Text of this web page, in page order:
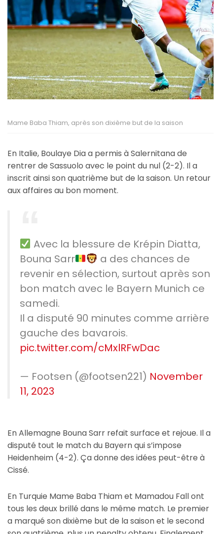
Mame Baba Thiam, après son dixième but de la saison
En Italie, Boulaye Dia a permis à Salernitana de
rentrer de Sassuolo avec le point du nul (2-2). Il a
inscrit ainsi son quatrième but de la saison. Un retour
aux affaires au bon moment.
Avec la blessure de Krépin Diatta,
Bouna Sarr
a des chances de
revenir en sélection, surtout après son
bon match avec le Bayern Munich ce
samedi.
Il a disputé 90 minutes comme arrière
gauche des bavarois.
pic.twitter.com/cMxlRFwDac
— Footsen (@footsen221) November
11, 2023
En Allemagne Bouna Sarr refait surface et rejoue. Il a
disputé tout le match du Bayern qui s’impose
Heidenheim (4-2). Ça donne des idées peut-être à
Cissé.
En Turquie Mame Baba Thiam et Mamadou Fall ont
tous les deux brillé dans le même match. Le premier
a marqué son dixième but de la saison et le second